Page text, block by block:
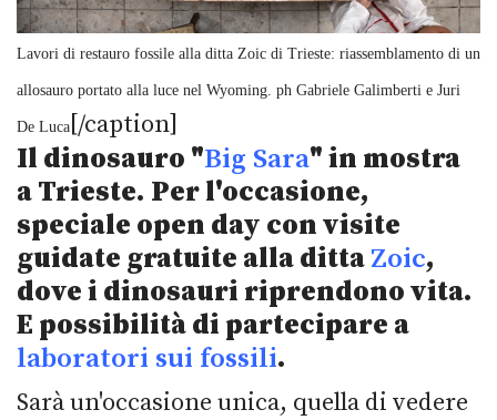
Lavori di restauro fossile alla ditta Zoic di Trieste: riassemblamento di un
allosauro portato alla luce nel Wyoming. ph Gabriele Galimberti e Juri
De Luca [/caption]
Il dinosauro "Big Sara" in mostra
a Trieste. Per l'occasione,
speciale open day con visite
guidate gratuite alla dittaZoic,
dove i dinosauri riprendono vita.
E possibilità di partecipare a
laboratori sui fossili.
Sarà un'occasione unica, quella di vedere